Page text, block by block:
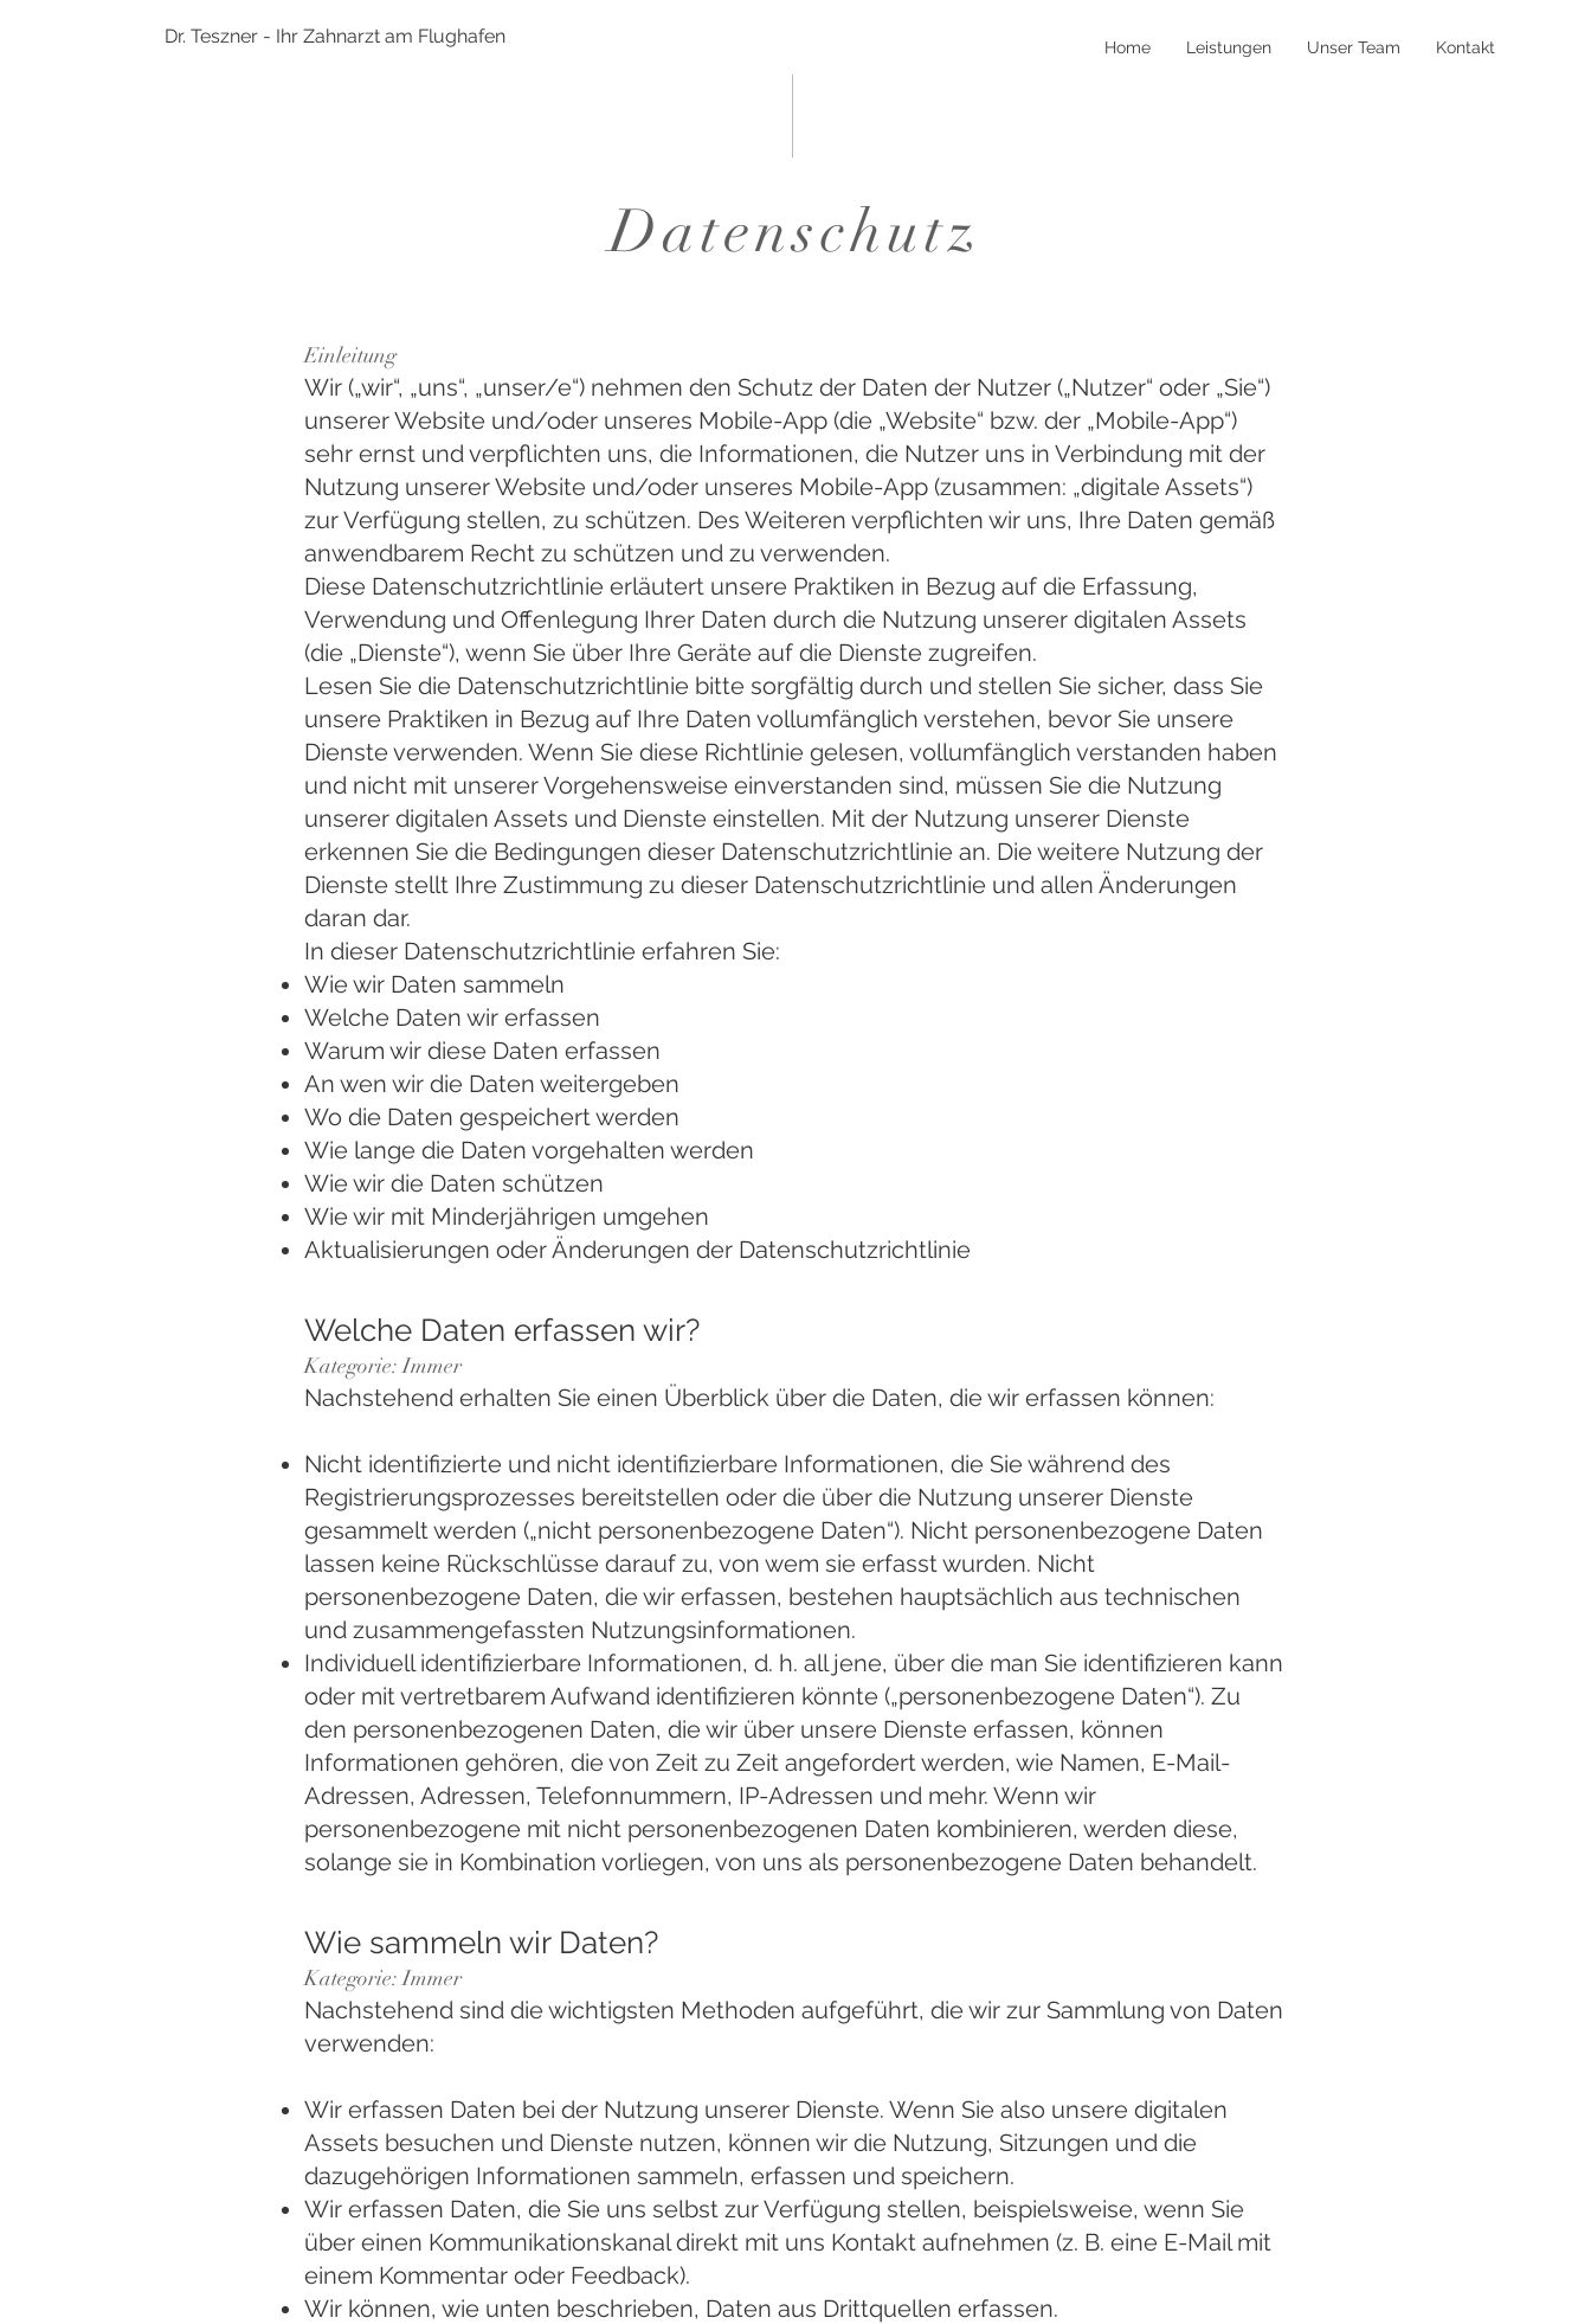
Dr. Teszner - Ihr Zahnarzt am Flughafen Home Leistungen Unser Team Kontakt
Datenschutz
Einleitung
Wir („wir“, „uns“, „unser/e“) nehmen den Schutz der Daten der Nutzer („Nutzer“ oder „Sie“)
unserer Website und/oder unseres Mobile-App (die „Website“ bzw. der „Mobile-App“)
sehr ernst und verpflichten uns, die Informationen, die Nutzer uns in Verbindung mit der
Nutzung unserer Website und/oder unseres Mobile-App (zusammen: „digitale Assets“)
zur Verfügung stellen, zu schützen. Des Weiteren verpflichten wir uns, Ihre Daten gemäß
anwendbarem Recht zu schützen und zu verwenden.
Diese Datenschutzrichtlinie erläutert unsere Praktiken in Bezug auf die Erfassung,
Verwendung und Offenlegung Ihrer Daten durch die Nutzung unserer digitalen Assets
(die „Dienste“), wenn Sie über Ihre Geräte auf die Dienste zugreifen.
Lesen Sie die Datenschutzrichtlinie bitte sorgfältig durch und stellen Sie sicher, dass Sie
unsere Praktiken in Bezug auf Ihre Daten vollumfänglich verstehen, bevor Sie unsere
Dienste verwenden. Wenn Sie diese Richtlinie gelesen, vollumfänglich verstanden haben
und nicht mit unserer Vorgehensweise einverstanden sind, müssen Sie die Nutzung
unserer digitalen Assets und Dienste einstellen. Mit der Nutzung unserer Dienste
erkennen Sie die Bedingungen dieser Datenschutzrichtlinie an. Die weitere Nutzung der
Dienste stellt Ihre Zustimmung zu dieser Datenschutzrichtlinie und allen Änderungen
daran dar.
In dieser Datenschutzrichtlinie erfahren Sie:
Wie wir Daten sammeln
Welche Daten wir erfassen
Warum wir diese Daten erfassen
An wen wir die Daten weitergeben
Wo die Daten gespeichert werden
Wie lange die Daten vorgehalten werden
Wie wir die Daten schützen
Wie wir mit Minderjährigen umgehen
Aktualisierungen oder Änderungen der Datenschutzrichtlinie
Welche Daten erfassen wir?
Kategorie: Immer
Nachstehend erhalten Sie einen Überblick über die Daten, die wir erfassen können:
Nicht identifizierte und nicht identifizierbare Informationen, die Sie während des
Registrierungsprozesses bereitstellen oder die über die Nutzung unserer Dienste
gesammelt werden („nicht personenbezogene Daten“). Nicht personenbezogene Daten
lassen keine Rückschlüsse darauf zu, von wem sie erfasst wurden. Nicht
personenbezogene Daten, die wir erfassen, bestehen hauptsächlich aus technischen
und zusammengefassten Nutzungsinformationen.
Individuell identifizierbare Informationen, d. h. all jene, über die man Sie identifizieren kann
oder mit vertretbarem Aufwand identifizieren könnte („personenbezogene Daten“). Zu
den personenbezogenen Daten, die wir über unsere Dienste erfassen, können
Informationen gehören, die von Zeit zu Zeit angefordert werden, wie Namen, E-Mail-
Adressen, Adressen, Telefonnummern, IP-Adressen und mehr. Wenn wir
personenbezogene mit nicht personenbezogenen Daten kombinieren, werden diese,
solange sie in Kombination vorliegen, von uns als personenbezogene Daten behandelt.
Wie sammeln wir Daten?
Kategorie: Immer
Nachstehend sind die wichtigsten Methoden aufgeführt, die wir zur Sammlung von Daten
verwenden:
Wir erfassen Daten bei der Nutzung unserer Dienste. Wenn Sie also unsere digitalen
Assets besuchen und Dienste nutzen, können wir die Nutzung, Sitzungen und die
dazugehörigen Informationen sammeln, erfassen und speichern.
Wir erfassen Daten, die Sie uns selbst zur Verfügung stellen, beispielsweise, wenn Sie
über einen Kommunikationskanal direkt mit uns Kontakt aufnehmen (z. B. eine E-Mail mit
einem Kommentar oder Feedback).
Wir können, wie unten beschrieben, Daten aus Drittquellen erfassen.